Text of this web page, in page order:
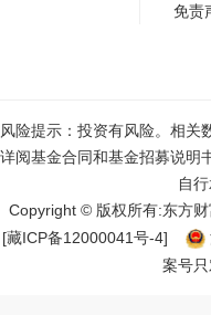
免责
风险提示：投资有风险。相关
详阅基金合同和基金招募说明
自
Copyright © 版权所有:东方
[藏ICP备12000041号-4]
案号只